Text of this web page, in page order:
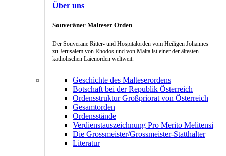
Über uns
Souveräner Malteser Orden
Der Souveräne Ritter- und Hospitalorden vom Heiligen Johannes
zu Jerusalem von Rhodos und von Malta ist einer der ältesten
katholischen Laienorden weltweit.
Geschichte des Malteserordens
Botschaft bei der Republik Österreich
Ordensstruktur Großpriorat von Österreich
Gesamtorden
Ordensstände
Verdienstauszeichnung Pro Merito Melitensi
Die Grossmeister/Grossmeister-Statthalter
Literatur